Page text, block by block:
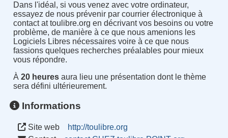
Dans l'idéal, si vous venez avec votre ordinateur,
essayez de nous prévenir par courrier électronique à
contact at toulibre.org en décrivant vos besoins ou votre
problème, de manière à ce que nous amenions les
Logiciels Libres nécessaires voire à ce que nous
fassions quelques recherches préalables pour mieux
vous répondre.
À 20 heuresaura lieu une présentation dont le thème
sera défini ultérieurement.
Informations
Site web
http://toulibre.org